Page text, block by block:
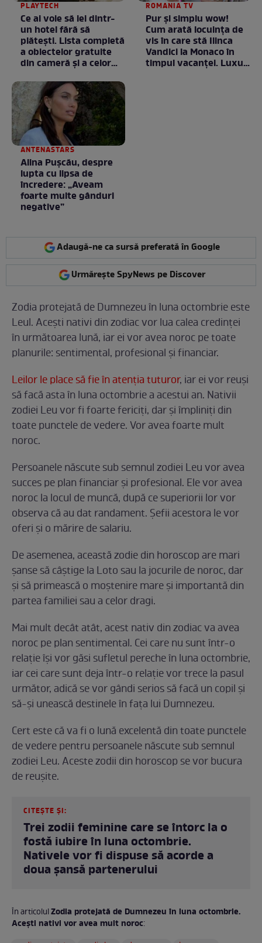
PLAYTECH
Ce ai voie să iei dintr-
un hotel fără să
plătești. Lista completă
a obiectelor gratuite
din cameră și a celor
proprietatea unității
ROMANIA TV
Pur și simplu wow!
Cum arată locuința de
vis în care stă Ilinca
Vandici la Monaco în
timpul vacanței. Luxul
ANTENASTARS
Alina Pușcău, despre
lupta cu lipsa de
încredere: „Aveam
foarte multe gânduri
negative”
Adaugă-ne ca sursă preferată în Google
Urmărește SpyNews pe Discover
Zodia protejată de Dumnezeu în luna octombrie este
Leul. Acești nativi din zodiac vor lua calea credinței
în următoarea lună, iar ei vor avea noroc pe toate
planurile: sentimental, profesional și financiar.
Leilor le place să fie în atenția tuturor, iar ei vor reuși
să facă asta în luna octombrie a acestui an. Nativii
zodiei Leu vor fi foarte fericiți, dar și împliniți din
toate punctele de vedere. Vor avea foarte mult
noroc.
Persoanele născute sub semnul zodiei Leu vor avea
succes pe plan financiar și profesional. Ele vor avea
noroc la locul de muncă, după ce superiorii lor vor
observa că au dat randament. Șefii acestora le vor
oferi și o mărire de salariu.
De asemenea, această zodie din horoscop are mari
șanse să câștige la Loto sau la jocurile de noroc, dar
și să primească o moștenire mare și importantă din
partea familiei sau a celor dragi.
Mai mult decât atât, acest nativ din zodiac va avea
noroc pe plan sentimental. Cei care nu sunt într-o
relație își vor găsi sufletul pereche în luna octombrie,
iar cei care sunt deja într-o relație vor trece la pasul
următor, adică se vor gândi serios să facă un copil și
să-și unească destinele în fața lui Dumnezeu.
Cert este că va fi o lună excelentă din toate punctele
de vedere pentru persoanele născute sub semnul
zodiei Leu. Aceste zodii din horoscop se vor bucura
de reușite.
CITEȘTE ȘI:
Trei zodii feminine care se întorc la o
fostă iubire în luna octombrie.
Nativele vor fi dispuse să acorde a
doua șansă partenerului
În articolulZodia protejată de Dumnezeu în luna octombrie.
Acești nativi vor avea mult noroc: